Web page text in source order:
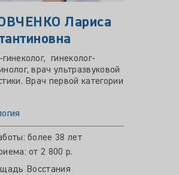
Лариса
гинеколог-
врач ультразвуковой
Врач первой категории
более 38 лет
от 2 800 р.
Восстания